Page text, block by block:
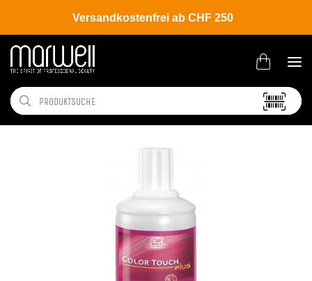
Versandkostenfrei ab CHF 250
Shop Brands Wella